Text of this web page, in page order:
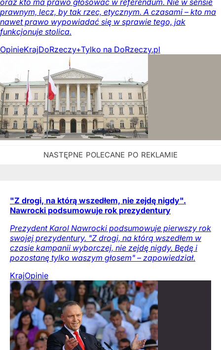
prawnym, lecz, by tak rzec, etycznym. A czasami – kto ma
nawet prawo wypowiadać się w sprawie tego, jak
funkcjonuje stolica.
OpinieKrajDoRzeczy+Tylko na DoRzeczy.pl
"Z drogi, na którą wszedłem, nie zejdę nigdy".
Nawrocki podsumowuje rok prezydentury
Prezydent Karol Nawrocki podsumowuje pierwszy rok
swojej prezydentury. "Z drogi, na którą wszedłem w
czasie kampanii wyborczej, nie zejdę nigdy. Będę i
pozostanę tylko waszym głosem" – zapowiedział.
KrajOpinie